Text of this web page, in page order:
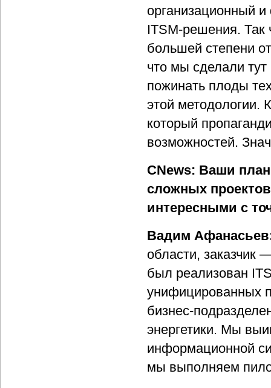
организационный
ITSM-решения. Так
большей степени
что мы сделали
пожинать плоды
этой методологии.
который
возможностей.
CNews: Ваши
сложных
интересными с
Вадим
области, заказчик
был реализован
унифицированных
бизнес-
энергетики. Мы
информационной
мы выполняем